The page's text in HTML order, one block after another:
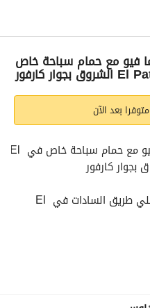
رهن عقاري
309 متر بانوراما فيو مع حمام سباحة خاص
بعد الآن
استلم فورا فيلا 309 متر بانوراما فيو مع حمام سباحة خاص في El
موقع جغرافي راقي جدا بالشروق علي طريق السادات في El
للمعاينه في اي وقت